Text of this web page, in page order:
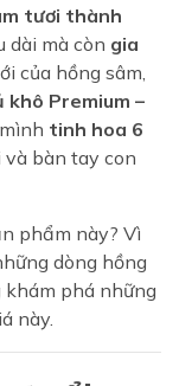
tươi thành
dài mà còn gia
của hồng sâm,
khô Premium –
tinh hoa 6
và bàn tay con
phẩm này? Vì
dòng hồng
khám phá những
này.